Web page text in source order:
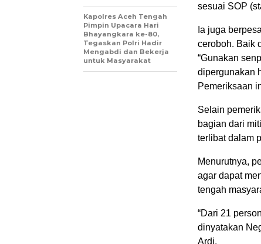
sesuai SOP
Ia juga
ceroboh. Baik
“Gunakan
dipergunakan
Pemeriksaan
Selain
bagian dari
terlibat dalam
Menurutnya,
agar dapat
tengah
“Dari 21
dinyatakan
Ardi.
Kapolres Aceh Tengah
Pimpin Upacara Hari
Bhayangkara ke-80,
Tegaskan Polri Hadir
Mengabdi dan Bekerja
untuk Masyarakat